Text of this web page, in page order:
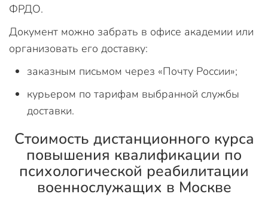
ФРДО.
Документ можно забрать в офисе академии или
организовать его доставку:
заказным письмом через «Почту России»;
курьером по тарифам выбранной службы
доставки.
Стоимость дистанционного курса
повышения квалификации по
психологической реабилитации
военнослужащих в Москве